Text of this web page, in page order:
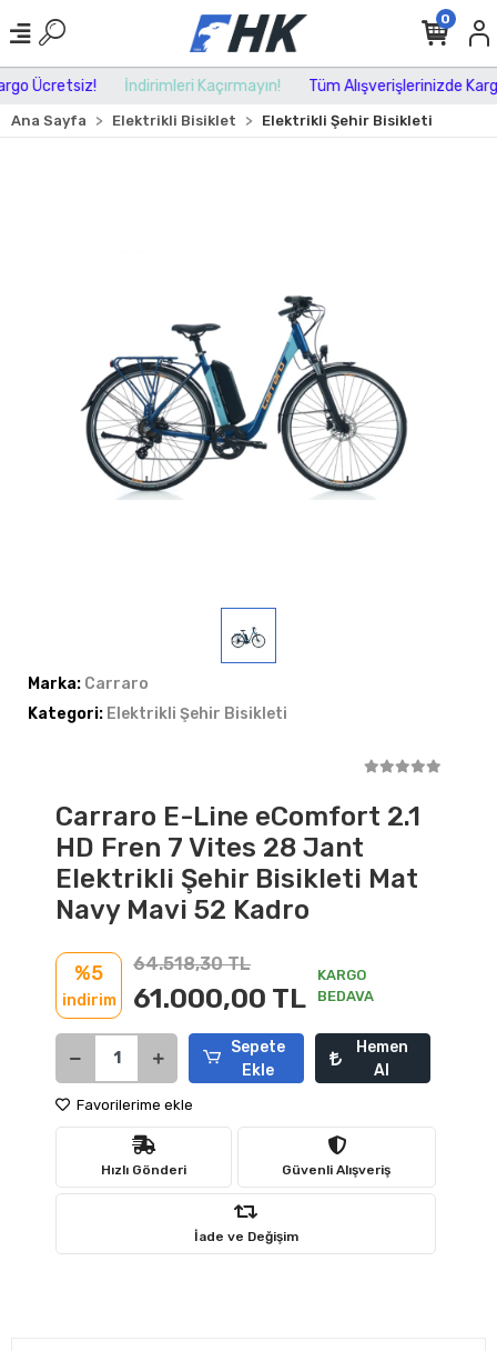
Ücretsiz! İndirimleri Kaçırmayın! Tüm Alışverişlerinizde
0
Ana Sayfa Elektrikli Bisiklet Elektrikli Şehir Bisikleti
Marka: Carraro
Kategori: Elektrikli Şehir Bisikleti
Carraro E-Line eComfort 2.1
HD Fren 7 Vites 28 Jant
Elektrikli Şehir Bisikleti Mat
Navy Mavi 52 Kadro
%5
indirim
64.518,30 TL
61.000,00 TL
KARGO
BEDAVA
Sepete
Ekle
Hemen
Al
Favorilerime ekle
Hızlı Gönderi Güvenli Alışveriş
İade ve Değişim